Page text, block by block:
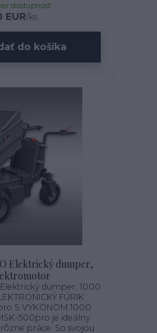
EUR/ks
dostupnosť
do košíka
Elektrický dumper,
dumper, 1000
FÚRIK
S VÝKONOM 1000
500pro je ideálny
práce. So svojou